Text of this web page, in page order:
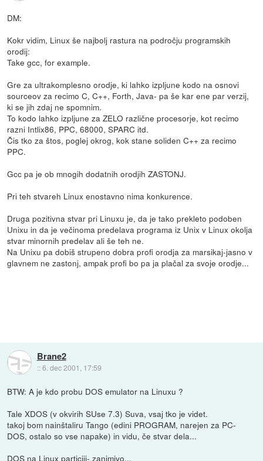
DM:
Kokr vidim, Linux še najbolj rastura na področju programskih
orodij:
Take gcc, for example.
Gre za ultrakomplesno orodje, ki lahko izpljune kodo na osnovi
sourceov za recimo C, C++, Forth, Java- pa še kar ene par verzij,
ki se jih zdaj ne spomnim.
To kodo lahko izpljune za ZELO različne procesorje, kot recimo
razni Intlix86, PPC, 68000, SPARC itd.
Čis tko za štos, poglej okrog, kok stane soliden C++ za recimo
PPC.
Gcc pa je ob mnogih dodatnih orodjih ZASTONJ.
Pri teh stvareh Linux enostavno nima konkurence.
Druga pozitivna stvar pri Linuxu je, da je tako prekleto podoben
Unixu in da je večinoma predelava programa iz Unix v Linux okolja
stvar minornih predelav ali še teh ne.
Na Unixu pa dobiš strupeno dobra profi orodja za marsikaj-jasno v
glavnem ne zastonj, ampak profi bo pa ja plačal za svoje orodje...
Brane2
::6. dec 2001, 17:59
BTW: A je kdo probu DOS emulator na Linuxu ?
Tale XDOS (v okvirih SUse 7.3) Suva, vsaj tko je videt.
takoj bom nainštaliru Tango (edini PROGRAM, narejen za PC-
DOS, ostalo so vse napake) in vidu, če stvar dela...
DOS na Linux particiji- zanimivo...